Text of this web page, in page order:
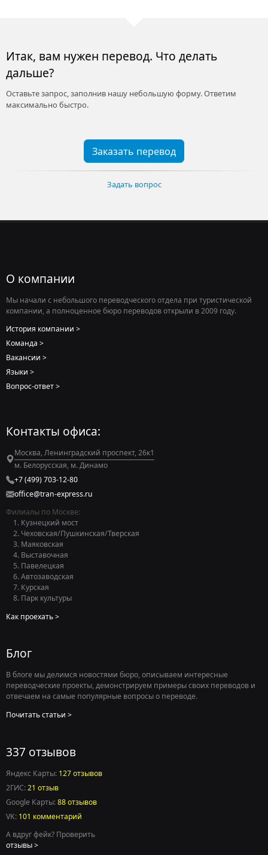
Итак, вам нужен перевод. Что делать
дальше?
Оставьте запрос, заполнив нашу небольшую форму. Ответим
максимально быстро.
Заказать перевод
Задать вопрос
О компании
Мы начали с небольшого переводческого отдела при туристической
компании, а полноценное бюро переводов открыли в 2009 году.
История компании
Команда
Вакансии
Языки
Вопрос-ответ
Контакты офиса:
Москва, Ленинградский проспект, 26к1
м. Белорусская, м. Динамо
+7 (499) 703-12-80
office@tran-express.ru
Филиалы по Москве:
Кузнецкий мост
Чеховская/Пушкинская/Тверская
Маяковская
Выставочная
Павелецкая
Автозаводская
Курская
Парк культуры
Как проехать
Блог
В блоге мы делимся новостями бюро, описываем интересные
переводческие проекты, демонстрируем примеры своих переводов и
отвечаем на самые популярные вопросы о переводе.
Почитать статьи
337 отзывов
Яндекс Карты: 127 отзывов
2ГИС:21 отзыв
Google Карты:88 отзывов
VK: 101 комментарий
А вдруг фейк? Проверить
отзывы
Ответим в течение нескольких минут